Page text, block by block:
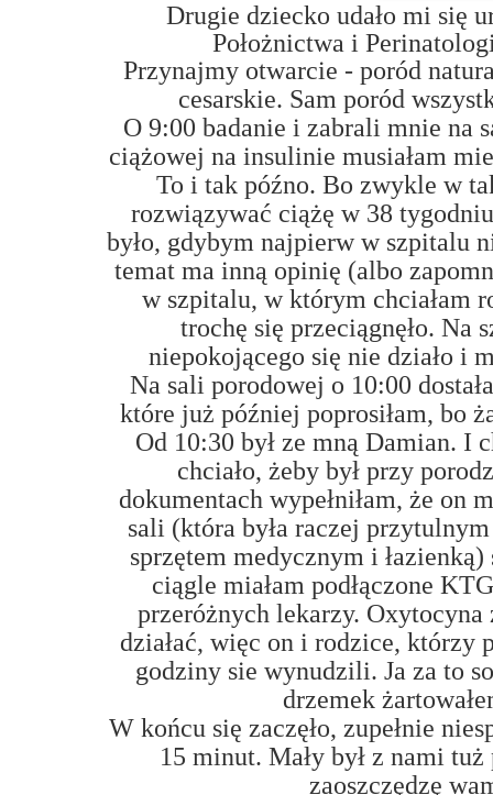
Drugie dziecko udało mi się
Położnictwa i
Przynajmy otwarcie - poród
cesarskie. Sam poród
O 9:00 badanie i zabrali mnie na
ciążowej na insulinie musiałam
To i tak późno. Bo zwykle w
rozwiązywać ciążę w 38
było, gdybym najpierw w szpitalu
temat ma inną opinię (albo
w szpitalu, w którym chciałam
trochę się przeciągnęło. Na
niepokojącego się nie działo i
Na sali porodowej o 10:00
które już później poprosiłam, bo
Od 10:30 był ze mną Damian. I
chciało, żeby był przy
dokumentach wypełniłam, że on
sali (która była raczej
sprzętem medycznym i
ciągle miałam podłączone
przeróżnych lekarzy. Oxytocyna
działać, więc on i rodzice, którzy
godziny sie wynudzili. Ja za to
drzemek
W końcu się zaczęło, zupełnie
15 minut. Mały był z nami
zaoszczędzę